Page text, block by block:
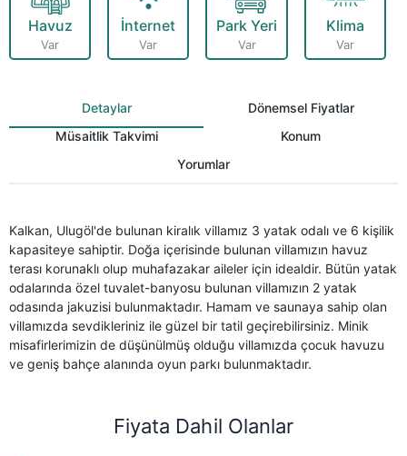
Havuz
Var
İnternet
Var
Park Yeri
Var
Klima
Var
Detaylar
Dönemsel Fiyatlar
Müsaitlik Takvimi
Konum
Yorumlar
Kalkan, Ulugöl'de bulunan kiralık villamız 3 yatak odalı ve 6 kişilik
kapasiteye sahiptir. Doğa içerisinde bulunan villamızın havuz
terası korunaklı olup muhafazakar aileler için idealdir. Bütün yatak
odalarında özel tuvalet-banyosu bulunan villamızın 2 yatak
odasında jakuzisi bulunmaktadır. Hamam ve saunaya sahip olan
villamızda sevdikleriniz ile güzel bir tatil geçirebilirsiniz. Minik
misafirlerimizin de düşünülmüş olduğu villamızda çocuk havuzu
ve geniş bahçe alanında oyun parkı bulunmaktadır.
Fiyata Dahil Olanlar